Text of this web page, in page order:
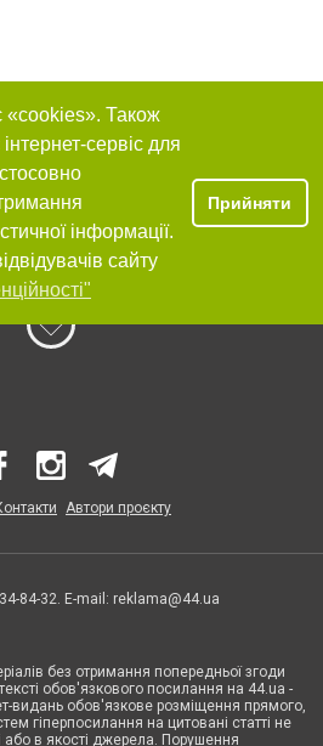
«cookies». Також
сервіс для
інформації.
сайту
Прийняти
Автори проєкту
84-32. E-mail: reklama@44.ua
без отримання попередньої згоди
обов'язкового посилання на 44.ua -
видань обов'язкове розміщення прямого,
гіперпосилання на цитовані статті не
або в якості джерела. Порушення